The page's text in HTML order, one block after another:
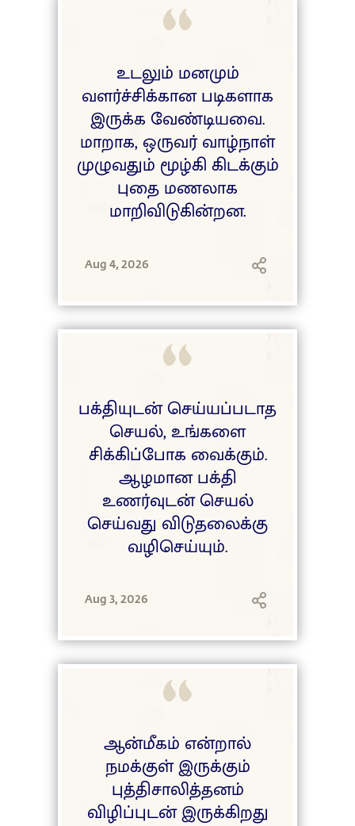
உடலும் மனமும்
வளர்ச்சிக்கான படிகளாக
இருக்க வேண்டியவை.
மாறாக, ஒருவர் வாழ்நாள்
முழுவதும் மூழ்கி கிடக்கும்
புதை மணலாக
மாறிவிடுகின்றன.
Aug 4, 2026
பக்தியுடன் செய்யப்படாத
செயல், உங்களை
சிக்கிப்போக வைக்கும்.
ஆழமான பக்தி
உணர்வுடன் செயல்
செய்வது விடுதலைக்கு
வழிசெய்யும்.
Aug 3, 2026
ஆன்மீகம் என்றால்
நமக்குள் இருக்கும்
புத்திசாலித்தனம்
விழிப்புடன் இருக்கிறது